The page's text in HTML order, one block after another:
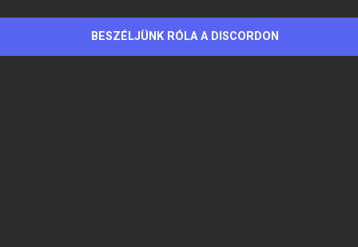
BESZÉLJÜNK RÓLA A DISCORDON